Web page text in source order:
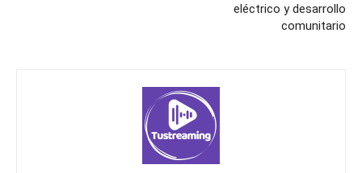
eléctrico y desarrollo
comunitario